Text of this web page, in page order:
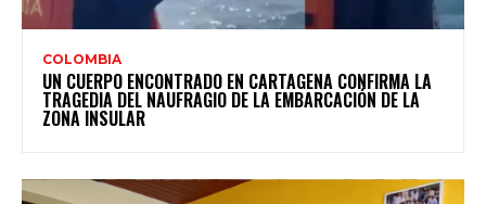
COLOMBIA
UN CUERPO ENCONTRADO EN CARTAGENA CONFIRMA LA
TRAGEDIA DEL NAUFRAGIO DE LA EMBARCACIÓN DE LA
ZONA INSULAR